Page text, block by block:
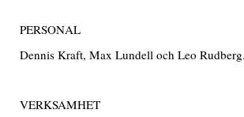
PERSONAL
Dennis Kraft, Max Lundell och Leo Rudberg.
VERKSAMHET